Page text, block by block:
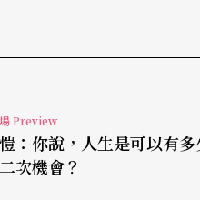
成舞作
心演出的《生命是條漫
家租住，俞秀青申請進
和她提及自己的創作計
Preview
：你說，人生是可以有多
次機會？